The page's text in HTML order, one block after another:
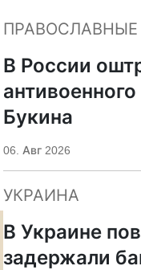
ПРАВОСЛАВНЫЕ
В России
Букина
06. Авг 2026
УКРАИНА
В Украине
задержали